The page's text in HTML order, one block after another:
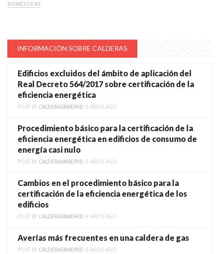
DOMÉSTICAS
INFORMACIÓN SOBRE CALDERAS
Edificios excluidos del ámbito de aplicación del
Real Decreto 564/2017 sobre certificación de la
eficiencia energética
POST BY CALDERASMADRID 9 AÑOS AGO
Procedimiento básico para la certificación de la
eficiencia energética en edificios de consumo de
energía casi nulo
POST BY CALDERASMADRID 9 AÑOS AGO
Cambios en el procedimiento básico para la
certificación de la eficiencia energética de los
edificios
POST BY CALDERASMADRID 9 AÑOS AGO
Averías más frecuentes en una caldera de gas
POST BY CALDERASMADRID 9 AÑOS AGO